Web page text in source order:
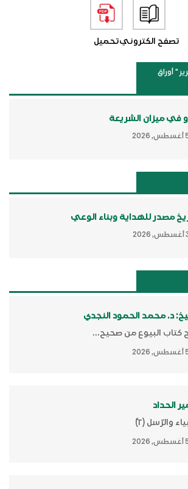
تصفح الكترونيتحميل
" أوراق
في ميزان الشريعة
2026
مصدر للهداية وبناء الوعي
2026
د. محمد الحمود النجدي
كتاب البيوع من صحيح...
2026
الحداد
والرّسل (٢)ّ
2026